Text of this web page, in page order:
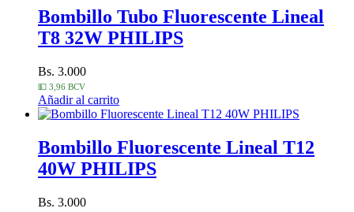
Bombillo Tubo Fluorescente Lineal
T8 32W PHILIPS
Bs. 3.000
💵 3,96 BCV
Añadir al carrito
Bombillo Fluorescente Lineal T12
40W PHILIPS
Bs. 3.000